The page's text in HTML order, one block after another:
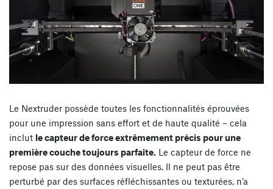
Le Nextruder possède toutes les fonctionnalités éprouvées
pour une impression sans effort et de haute qualité – cela
inclut le capteur de force extrêmement précis pour une
première couche toujours parfaite. Le capteur de force ne
repose pas sur des données visuelles. Il ne peut pas être
perturbé par des surfaces réfléchissantes ou texturées, n’a